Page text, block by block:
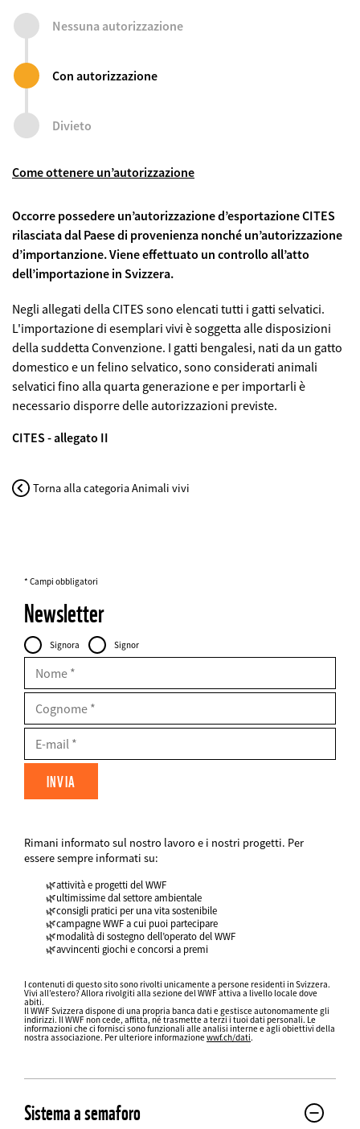
Nessuna autorizzazione
Con autorizzazione
Divieto
Come ottenere un’autorizzazione
Occorre possedere un’autorizzazione d’esportazione CITES
rilasciata dal Paese di provenienza nonché un’autorizzazione
d’importanzione. Viene effettuato un controllo all’atto
dell’importazione in Svizzera.
Negli allegati della CITES sono elencati tutti i gatti selvatici.
L'importazione di esemplari vivi è soggetta alle disposizioni
della suddetta Convenzione. I gatti bengalesi, nati da un gatto
domestico e un felino selvatico, sono considerati animali
selvatici fino alla quarta generazione e per importarli è
necessario disporre delle autorizzazioni previste.
CITES - allegato II
Torna alla categoria Animali vivi
* Campi obbligatori
Newsletter
FIELDSET
Personal
Data
Intestazione
Signora Signor
Nome
Cognome
Rimani informato sul nostro lavoro e i nostri progetti. Per
essere sempre informati su:
attività e progetti del WWF
ultimissime dal settore ambientale
consigli pratici per una vita sostenibile
campagne WWF a cui puoi partecipare
modalità di sostegno dell’operato del WWF
avvincenti giochi e concorsi a premi
FIELDSET
fieldset
I contenuti di questo sito sono rivolti unicamente a persone residenti in Svizzera.
Vivi all’estero? Allora rivolgiti alla sezione del WWF attiva a livello locale dove
abiti.
Il WWF Svizzera dispone di una propria banca dati e gestisce autonomamente gli
indirizzi. Il WWF non cede, affitta, né trasmette a terzi i tuoi dati personali. Le
informazioni che ci fornisci sono funzionali alle analisi interne e agli obiettivi della
nostra associazione. Per ulteriore informazione wwf.ch/dati.
Sistema a semaforo